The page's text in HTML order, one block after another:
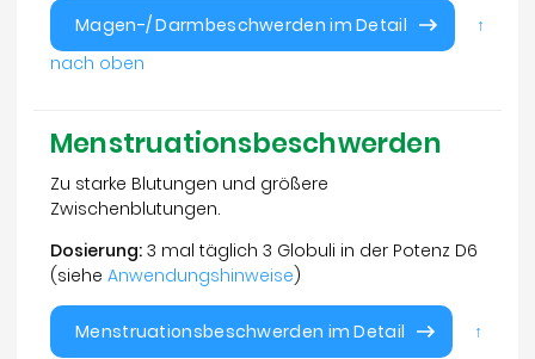
Magen-/ Darmbeschwerden im Detail
↑
nach oben
Menstruationsbeschwerden
Zu starke Blutungen und größere
Zwischenblutungen.
Dosierung: 3 mal täglich 3 Globuli in der Potenz D6
(siehe Anwendungshinweise)
Menstruationsbeschwerden im Detail
↑